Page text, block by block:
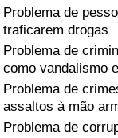
Problema de
traficarem drogas
Problema de
como vandalismo
Problema de
assaltos à mão
Problema de
Índice de poluição
Indicador de
Trânsito